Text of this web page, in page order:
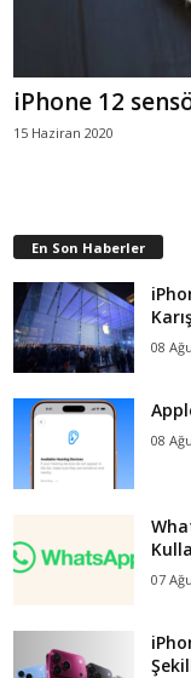
iPhone 12
15 Haziran 2020
En Son Haberler
08
08
07